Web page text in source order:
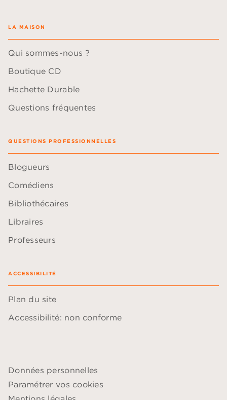
LA MAISON
Qui sommes-nous ?
Boutique CD
Hachette Durable
Questions fréquentes
QUESTIONS PROFESSIONNELLES
Blogueurs
Comédiens
Bibliothécaires
Libraires
Professeurs
ACCESSIBILITÉ
Plan du site
Accessibilité: non conforme
Données personnelles
Paramétrer vos cookies